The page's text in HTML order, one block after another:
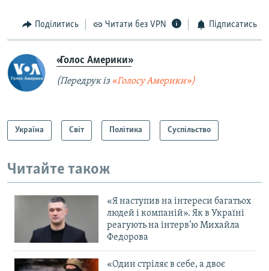
Поділитись Читати без VPN Підписатись
«Голос Америки»
(Передрук із «Голосу Америки»)
Україна Світ Політика Суспільство
Читайте також
«Я наступив на інтереси багатьох
людей і компаній». Як в Україні
реагують на інтерв’ю Михайла
Федорова
«Один стріляє в себе, а двоє